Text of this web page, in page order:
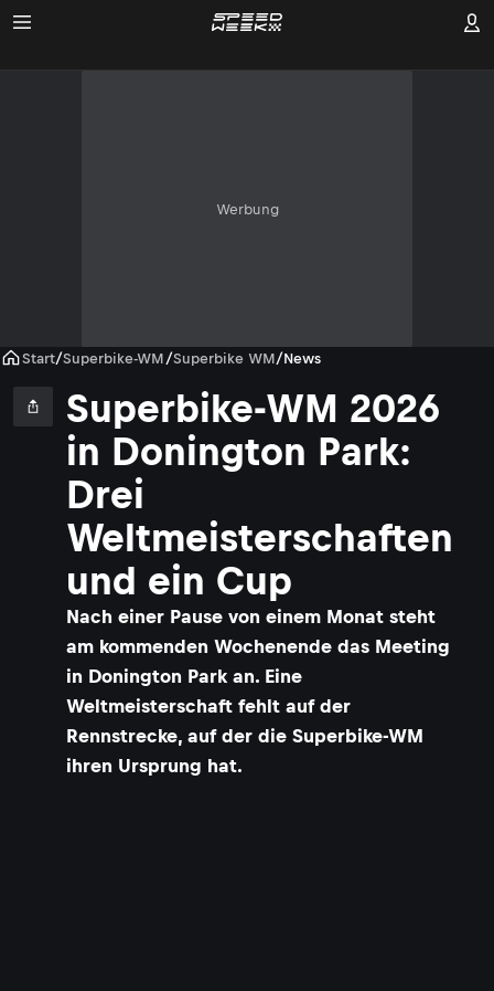
Werbung
Start/Superbike-WM /Superbike WM/News
Superbike-WM 2026
in Donington Park:
Drei
Weltmeisterschaften
und ein Cup
Nach einer Pause von einem Monat steht
am kommenden Wochenende das Meeting
in Donington Park an. Eine
Weltmeisterschaft fehlt auf der
Rennstrecke, auf der die Superbike-WM
ihren Ursprung hat.